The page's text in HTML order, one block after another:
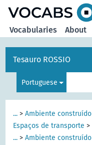
Vocabularies About
Tesauro ROSSIO
Portuguese
... >Ambiente construído
Espaços de transporte >
... >Ambiente construído